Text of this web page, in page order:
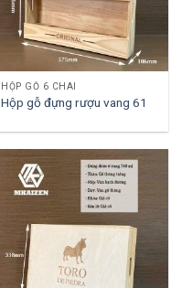
HỘP GỖ 6 CHAI
Hộp gỗ đựng rượu vang 61